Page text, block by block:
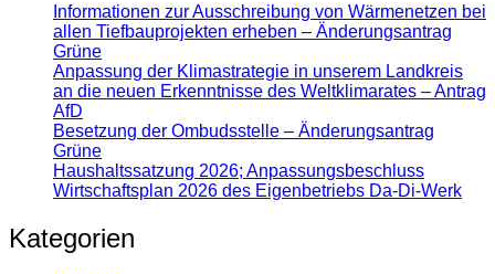
Informationen zur Ausschreibung von Wärmenetzen bei
allen Tiefbauprojekten erheben – Änderungsantrag
Grüne
Anpassung der Klimastrategie in unserem Landkreis
an die neuen Erkenntnisse des Weltklimarates – Antrag
AfD
Besetzung der Ombudsstelle – Änderungsantrag
Grüne
Haushaltssatzung 2026; Anpassungsbeschluss
Wirtschaftsplan 2026 des Eigenbetriebs Da-Di-Werk
Kategorien